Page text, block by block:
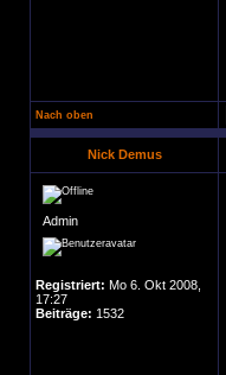
Nach oben
Nick Demus
Admin
Registriert: Mo 6. Okt 2008,
17:27
Beiträge: 1532